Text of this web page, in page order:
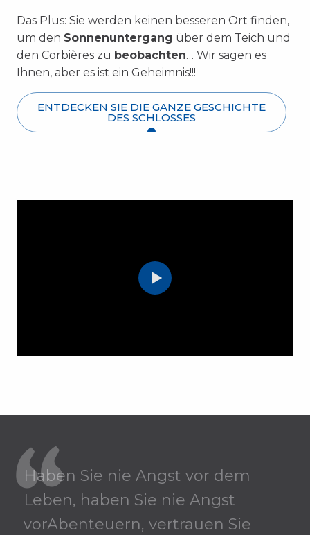
Das Plus: Sie werden keinen besseren Ort finden,
um den Sonnenuntergang über dem Teich und
den Corbières zu beobachten… Wir sagen es
Ihnen, aber es ist ein Geheimnis!!!
ENTDECKEN SIE DIE GANZE GESCHICHTE
DES SCHLOSSES
Haben Sie nie Angst vor dem
Leben, haben Sie nie Angst
vorAbenteuern, vertrauen Sie